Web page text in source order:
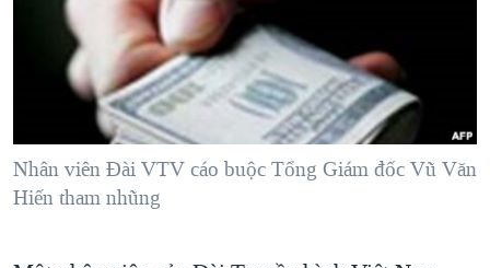
NGƯỜI VIỆT HẢI NGOẠI
ĐỜI SỐNG
KINH TẾ
KHOA HỌC
SỨC KHOẺ
TẠI
HÀNH TRÌNH BẦU CỬ 2024
MỘT NĂM CHIẾN TRANH TẠI DẢI GAZA
GIẢI MÃ VÀNH ĐAI & CON ĐƯỜNG
NGÀY TỊ NẠN THẾ GIỚI
TRỊNH VĨNH BÌNH - NGƯỜI HẠ 'BÊN THẮNG CUỘC'
VIDEO
MẠNG XÃ HỘI
Nhân viên Đài VTV cáo buộc Tổng Giám đốc Vũ Văn
Hiến tham nhũng